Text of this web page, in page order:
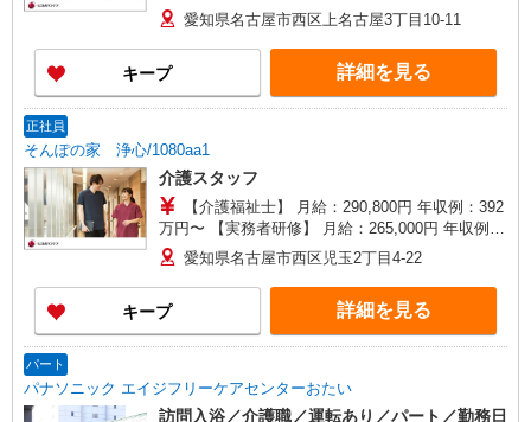
341万円〜 【初任者研修】 月給：235,300円 年収
例：320万円〜 ※職務手当、働きがい向上手当、
日祝手当（月平均2回分）、夜勤手当（月平均5回
分）等、毎月平均的に支払われる手当を含みま
す。 ※介護福祉士のみ、特別職務手当も含む ◎残
与 基本給2.08ヶ月分/年支給
愛知県名古屋市西区上名古屋3丁目10-11
キープ 詳細を見る
正社員
そんぽの家 浄心/1080aa1
介護スタッフ
【介護福祉士】 月給：290,800円 年収例：392
万円〜 【実務者研修】 月給：265,000円 年収例：
360万円〜 【初任者研修・無資格】 月給：
249,300円 年収例：337万円〜 ※職務手当、働き
がい向上手当、日祝手当（月平均2回分）、夜勤手
当（月平均5回分）等、毎月平均的に支払われる手
当を含みます。 ※介護福祉士のみ、特別職務手当
分〜） ◎賞与 基本給2.08ヶ月分/年支給
愛知県名古屋市西区児玉2丁目4-22
キープ 詳細を見る
パート
パナソニック エイジフリーケアセンターおたい
訪問入浴／介護職／運転あり／パート／勤務日